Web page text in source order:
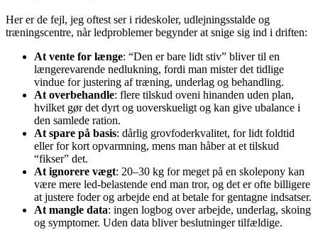
Her er de fejl, jeg oftest ser i rideskoler, udlejningsstalde og
træningscentre, når ledproblemer begynder at snige sig ind i driften:
At vente for længe: “Den er bare lidt stiv” bliver til en
længerevarende nedlukning, fordi man mister det tidlige
vindue for justering af træning, underlag og behandling.
At overbehandle: flere tilskud oveni hinanden uden plan,
hvilket gør det dyrt og uoverskueligt og kan give ubalance i
den samlede ration.
At spare på basis: dårlig grovfoderkvalitet, for lidt foldtid
eller for kort opvarmning, mens man håber at et tilskud
“fikser” det.
At ignorere vægt: 20–30 kg for meget på en skolepony kan
være mere led-belastende end man tror, og det er ofte billigere
at justere foder og arbejde end at betale for gentagne indsatser.
At mangle data: ingen logbog over arbejde, underlag, skoing
og symptomer. Uden data bliver beslutninger tilfældige.